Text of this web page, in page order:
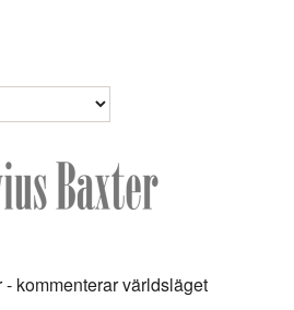
- kommenterar världsläget